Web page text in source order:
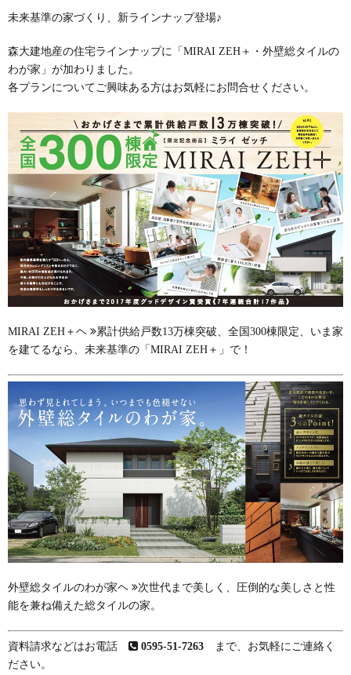
未来基準の家づくり、新ラインナップ登場♪
森大建地産の住宅ラインナップに「MIRAI ZEH＋・外壁総タイルの
わが家」が加わりました。
各プランについてご興味ある方はお気軽にお問合せください。
MIRAI ZEH＋ヘ
累計供給戸数13万棟突破、全国300棟限定、いま家
を建てるなら、未来基準の「MIRAI ZEH＋」で！
外壁総タイルのわが家ヘ
次世代まで美しく、圧倒的な美しさと性
能を兼ね備えた総タイルの家。
資料請求などはお電話 0595-51-7263 まで、お気軽にご連絡く
ださい。